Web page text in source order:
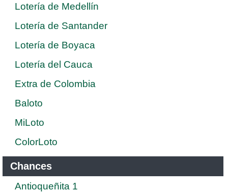
Lotería de Medellín
Lotería de Santander
Lotería de Boyaca
Lotería del Cauca
Extra de Colombia
Baloto
MiLoto
ColorLoto
Chances
Antioqueñita 1